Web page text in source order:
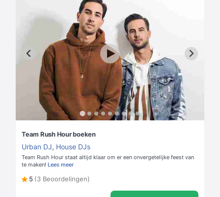
Team Rush Hour boeken
Urban DJ, House DJs
Team Rush Hour staat altijd klaar om er een onvergetelijke feest van
te maken! Lees meer
5 (3 Beoordelingen)